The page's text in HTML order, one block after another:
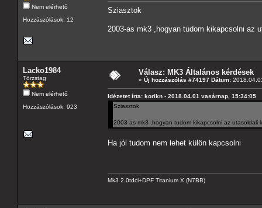
Nem elérhető
Hozzászólások: 12
Sziasztok
2003-as mk3 ,hogyan tudom kikapcsolni az
Lacko1984
Törzstag
Nem elérhető
Hozzászólások: 923
Válasz: MK3 Általános kérdések
« Új hozzászólás #74197 Dátum:
Idézetet írta: korikn - 2018.04.01 vasárnap, 15:34:05
Sziasztok
2003-as mk3 ,hogyan tudom kikapcsolni az utasoldali
Ha jól tudom nem lehet külön kapcsolni
Mk3 2.0tdci+DPF Titanium X (N7BB)